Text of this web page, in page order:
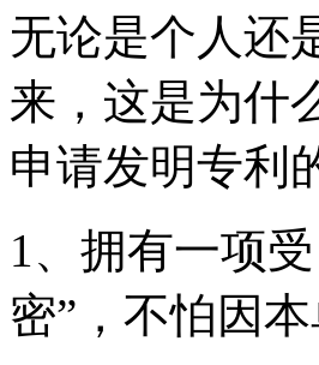
无论是个人还
来，这是为什
申请发明专利
1、拥有一项
密”，不怕因